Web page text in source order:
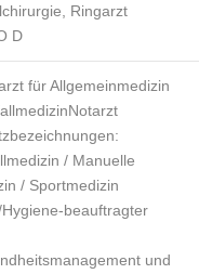
Ringarzt
D
für Allgemeinmedizin
Notarzt
/ Manuelle
/ Sportmedizin
Hygiene-beauftragter
und